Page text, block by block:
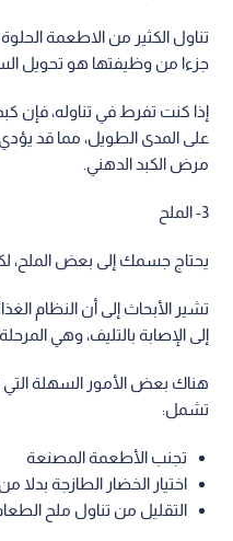
تناول الكثير من الاطعمة
جزءا من وظيفتها هو تحويل
إذا كنت تفرط في تناوله، فإن
على المدى الطويل، مما قد
مرض الكبد الدهني.
3- الملح
يحتاج جسمك إلى بعض الملح،
تشير الأبحاث إلى أن النظام
إلى الإصابة بالتليف، وهي
هناك بعض الأمور السهلة
تشمل:
تجنب الأطعمة المصنعة
اختيار الخضار الطازجة بدلا
التقليل من تناول ملح